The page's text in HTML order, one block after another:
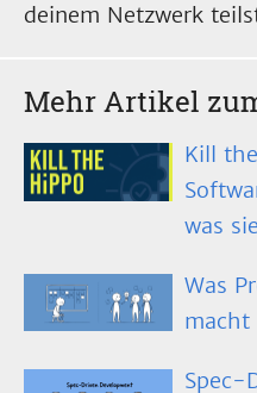
deinem Netzwerk
Mehr Artikel
Kill
was
Was
macht
Spec-